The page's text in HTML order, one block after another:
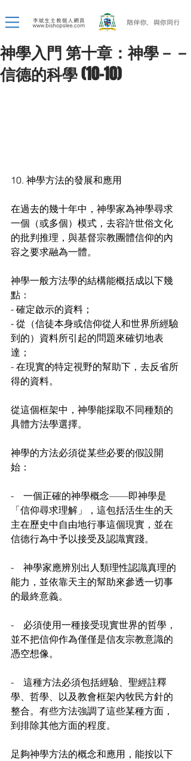
神學入門 第十章：神學－－
信德的科學 (10-10)
10. 神學方法的發展和應用
在過去的幾十年中，神學家為神學尋求
一個（或多個）模式，去容許世俗文化
的批判推理，與基督宗教團體信仰的內
容之要求融為一體。
神學一般方法學的結構能概括成以下幾
點：
- 確定啟示的資料；
- 從（信徒本身或信仰從人和世界所經驗
到的）資料所引起的問題來確切地表
達；
- 在現實的特定視野的幫助下，去反省所
得的資料。
從這個框架中，神學能採取不同種類的
具體方法學選擇。
神學的方法必須從某些必要的假設開
始：
-　一個正確的神學概念——即神學是
「信仰尋求理解」，這包括活生生的天
主在歷史中自由地行事這個現實，並在
信德行為中予以接受及認識實踐。
-　神學家應辨別出人類理性認識真理的
能力，並依靠天主的幫助來參透一切事
的最終意義。
-　必須使用一種接受現實世界的哲學，
並不把信仰作為僅僅是信友宗教意識的
憑空想像。
-　這種方法必須包括經驗、聖經註釋
學、哲學、以及教會框架內牧民方針的
整合。有些方法強調了這些某種方面，
到排除其他方面的程度。
足夠神學方法的概念和應用，能按以下